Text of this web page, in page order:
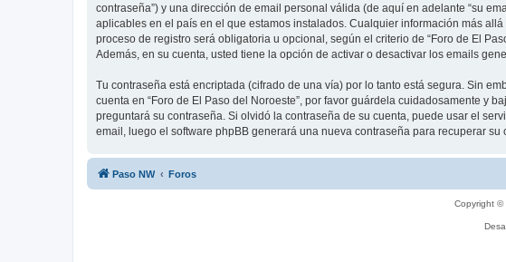
contraseña”) y una dirección de email personal válida (de aquí en adelante “su
aplicables en el país en el que estamos instalados. Cualquier información más
proceso de registro será obligatoria u opcional, según el criterio de “Foro de El
Además, en su cuenta, usted tiene la opción de activar o desactivar los emails
Tu contraseña está encriptada (cifrado de una vía) por lo tanto está segura. Sin
cuenta en “Foro de El Paso del Noroeste”, por favor guárdela cuidadosamente y
preguntará su contraseña. Si olvidó la contraseña de su cuenta, puede usar el
email, luego el software phpBB generará una nueva contraseña para recuperar su
Paso NW Foros
Copyright ©